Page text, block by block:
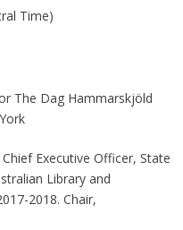
Time)
The Dag Hammarskjöld
Executive Officer, State
Library and
2018. Chair,